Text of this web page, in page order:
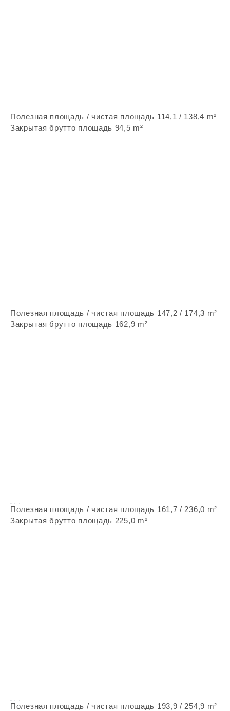
Полезная площадь / чистая площадь 114,1 / 138,4 m²
Закрытая брутто площадь 94,5 m²
Полезная площадь / чистая площадь 147,2 / 174,3 m²
Закрытая брутто площадь 162,9 m²
Полезная площадь / чистая площадь 161,7 / 236,0 m²
Закрытая брутто площадь 225,0 m²
Полезная площадь / чистая площадь 193,9 / 254,9 m²